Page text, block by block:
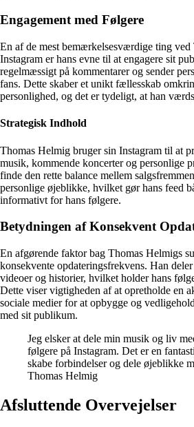
Engagement med Følgere
En af de mest bemærkelsesværdige ting ved
Instagram er hans evne til at engagere sit
regelmæssigt på kommentarer og sender
fans. Dette skaber et unikt fællesskab
personlighed, og det er tydeligt, at han
Strategisk Indhold
Thomas Helmig bruger sin Instagram til at
musik, kommende koncerter og personlige
finde den rette balance mellem
personlige øjeblikke, hvilket gør hans feed
informativt for hans følgere.
Betydningen af Konsekvent
En afgørende faktor bag Thomas Helmigs
konsekvente opdateringsfrekvens. Han
videoer og historier, hvilket holder hans
Dette viser vigtigheden af at opretholde en
sociale medier for at opbygge og
med sit publikum.
Jeg elsker at dele min musik og liv
følgere på Instagram. Det er en
skabe forbindelser og dele øjeblikke
Thomas Helmig
Afsluttende Overvejelser